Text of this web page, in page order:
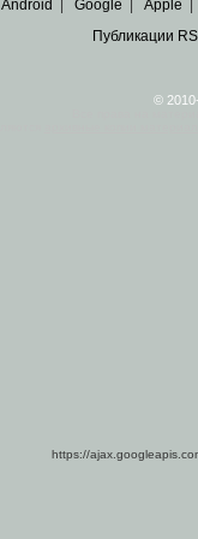
Android Google Apple
Публикации
©
https://